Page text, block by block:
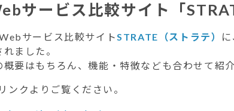
サービス比較サイト「
サービス比較サイトSTRATE（ストラテ）
ました。
要はもちろん、機能・特徴なども合わせて紹
ンクよりご覧ください。